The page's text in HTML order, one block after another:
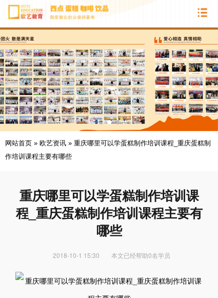
网站首页 » 欧艺资讯 » 重庆哪里可以学蛋糕制作培训课程_重庆蛋糕制
作培训课程主要有哪些
重庆哪里可以学蛋糕制作培训课
程_重庆蛋糕制作培训课程主要有
哪些
2018-10-1 15:30 本文已经帮助0名学员